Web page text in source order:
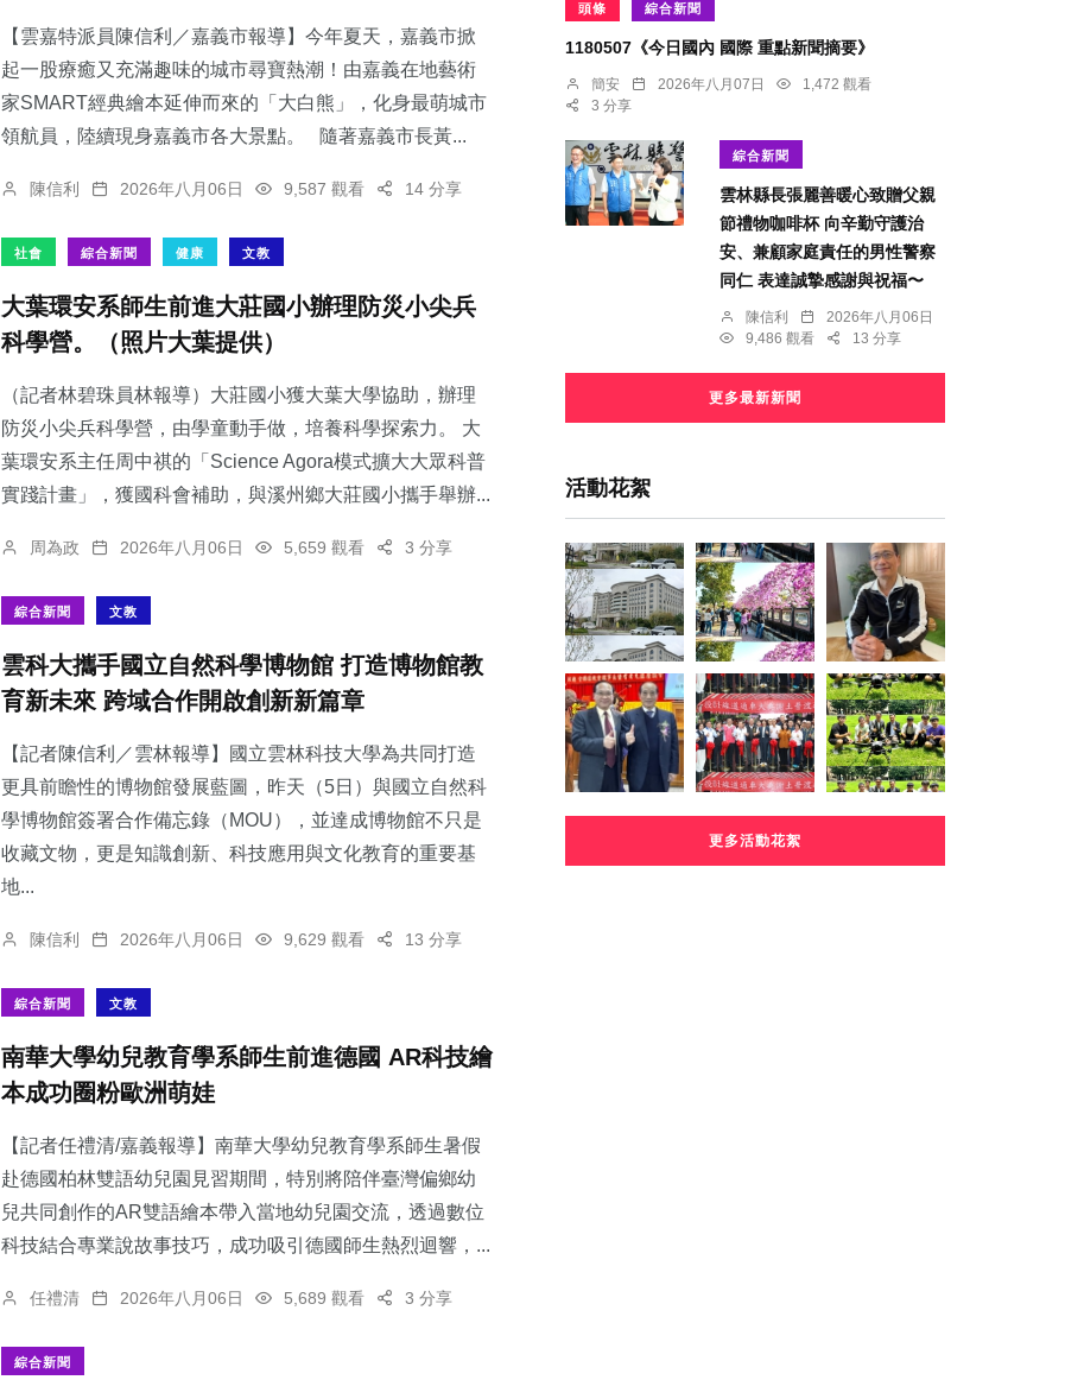
【雲嘉特派員陳信利／嘉義市報導】今年夏天，嘉義市掀
起一股療癒又充滿趣味的城市尋寶熱潮！由嘉義在地藝術
家SMART經典繪本延伸而來的「大白熊」，化身最萌城市
領航員，陸續現身嘉義市各大景點。 隨著嘉義市長黃...
陳信利 2026年八月06日 9,587 觀看 14 分享
社會 綜合新聞 健康 文教
大葉環安系師生前進大莊國小辦理防災小尖兵
科學營。（照片大葉提供）
（記者林碧珠員林報導）大莊國小獲大葉大學協助，辦理
防災小尖兵科學營，由學童動手做，培養科學探索力。 大
葉環安系主任周中祺的「Science Agora模式擴大大眾科普
實踐計畫」，獲國科會補助，與溪州鄉大莊國小攜手舉辦...
周為政 2026年八月06日 5,659 觀看 3 分享
綜合新聞 文教
雲科大攜手國立自然科學博物館 打造博物館教
育新未來 跨域合作開啟創新新篇章
【記者陳信利／雲林報導】國立雲林科技大學為共同打造
更具前瞻性的博物館發展藍圖，昨天（5日）與國立自然科
學博物館簽署合作備忘錄（MOU），並達成博物館不只是
收藏文物，更是知識創新、科技應用與文化教育的重要基
地...
陳信利 2026年八月06日 9,629 觀看 13 分享
綜合新聞 文教
南華大學幼兒教育學系師生前進德國 AR科技繪
本成功圈粉歐洲萌娃
【記者任禮清/嘉義報導】南華大學幼兒教育學系師生暑假
赴德國柏林雙語幼兒園見習期間，特別將陪伴臺灣偏鄉幼
兒共同創作的AR雙語繪本帶入當地幼兒園交流，透過數位
科技結合專業說故事技巧，成功吸引德國師生熱烈迴響，...
任禮清 2026年八月06日 5,689 觀看 3 分享
綜合新聞
頭條 綜合新聞
1180507《今日國內 國際 重點新聞摘要》
簡安 2026年八月07日
1,472 觀看
3 分享
綜合新聞
雲林縣長張麗善暖心致贈父親
節禮物咖啡杯 向辛勤守護治
安、兼顧家庭責任的男性警察
同仁 表達誠摯感謝與祝福〜
陳信利
2026年八月06日
9,486 觀看
13 分享
更多最新新聞
活動花絮
更多活動花絮